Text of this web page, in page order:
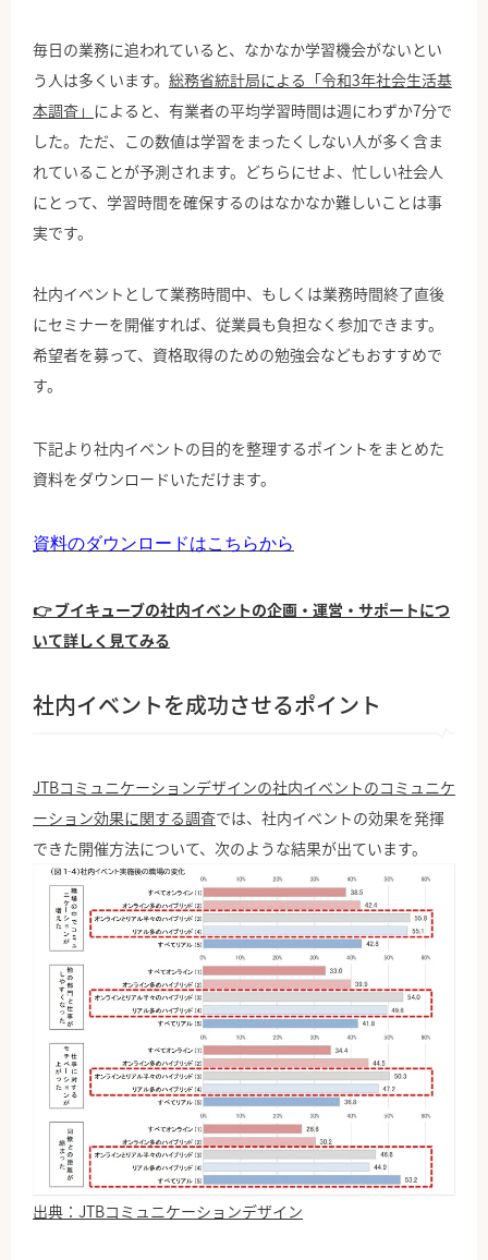
毎日の業務に追われていると、なかなか学習機会がないとい
う人は多くいます。 総務省統計局による「令和3年社会生活基
本調査」 によると、有業者の平均学習時間は週にわずか7分で
した。ただ、この数値は学習をまったくしない人が多く含ま
れていることが予測されます。どちらにせよ、忙しい社会人
にとって、学習時間を確保するのはなかなか難しいことは事
実です。
社内イベントとして業務時間中、もしくは業務時間終了直後
にセミナーを開催すれば、従業員も負担なく参加できます。
希望者を募って、資格取得のための勉強会などもおすすめで
す。
下記より社内イベントの目的を整理するポイントをまとめた
資料をダウンロードいただけます。
資料のダウンロードはこちらから
👉 ブイキューブの社内イベントの企画・運営・サポートにつ
いて詳しく見てみる
社内イベントを成功させるポイント
JTBコミュニケーションデザインの社内イベントのコミュニケ
ーション効果に関する調査では、社内イベントの効果を発揮
できた開催方法について、次のような結果が出ています。
出典：JTBコミュニケーションデザイン